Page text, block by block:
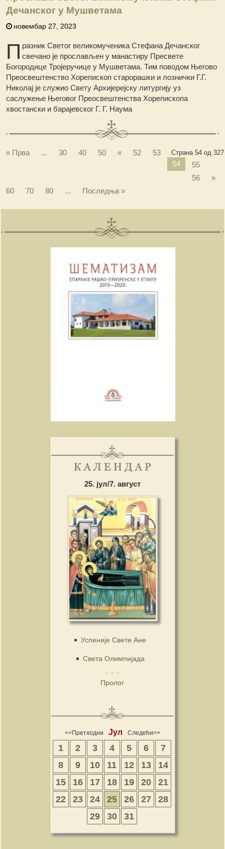
Дечанског у Мушветама
новембар 27, 2023
П разник Светог великомученика Стефана Дечанског
свечано је прослављен у манастиру Пресвете
Богородице Тројеручице у Мушветама. Тим поводом Његово
Преосвештенство Хорепископ старорашки и лознички Г.Г.
Николај је служио Свету Архијерејску литургију уз
саслужење Његовог Преосвештенства Хорепископа
хвостански и барајевског Г. Г. Наума
Страна 54 од 327
« Прва ... 30 40 50 « 52
53
54
55
56
»
60
70 80 ... Последња »
25. јул/7. август
Успеније Свете Ане
Света Олимпијада
Пролог
<<Претходни Јул Следећи>>
1 2 3 4 5 6
7
8
9 10 11 12 13
14
15
16 17 18 19 20
21
22
23 24 25 26 27
28
29
30 31